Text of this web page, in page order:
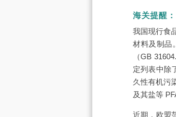
海关提醒：
我国现行食
材料及制品
（GB
定列表中除
久性有机污
及其盐等
近期，欧盟